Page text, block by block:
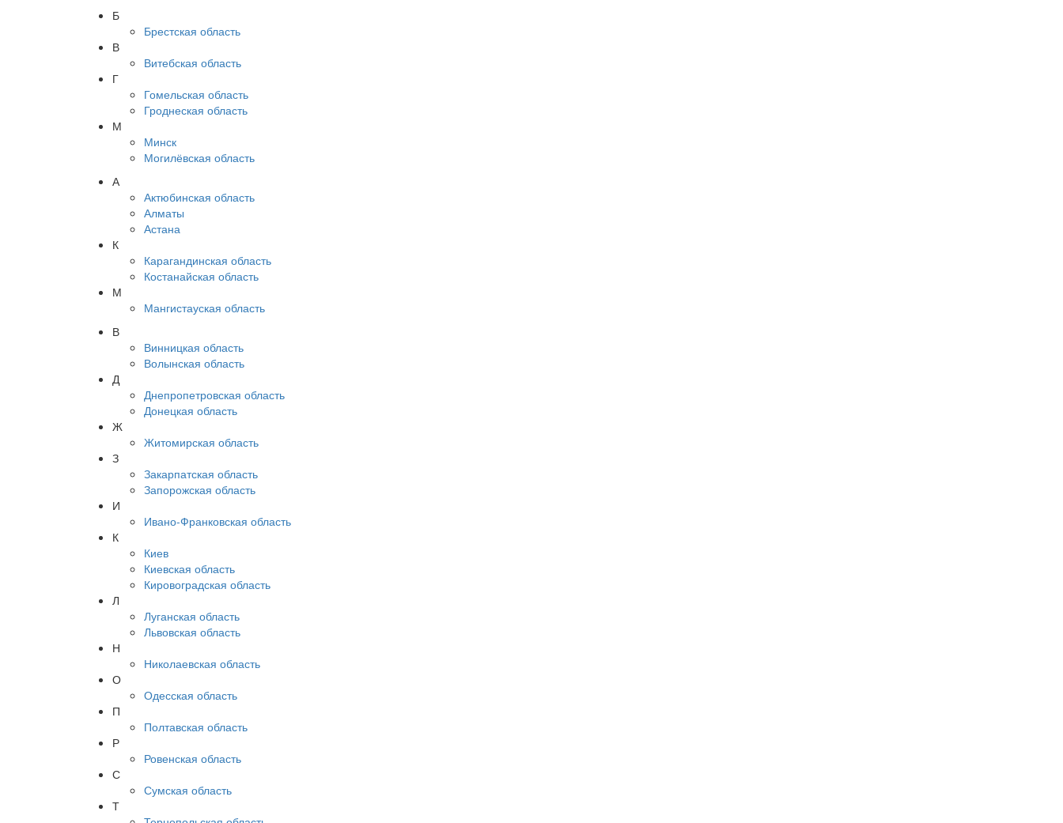
Б
Брестская область
В
Витебская область
Г
Гомельская область
Гроднеская область
М
Минск
Могилёвская область
А
Актюбинская область
Алматы
Астана
К
Карагандинская область
Костанайская область
М
Мангистауская область
В
Винницкая область
Волынская область
Д
Днепропетровская область
Донецкая область
Ж
Житомирская область
З
Закарпатская область
Запорожская область
И
Ивано-Франковская область
К
Киев
Киевская область
Кировоградская область
Л
Луганская область
Львовская область
Н
Николаевская область
О
Одесская область
П
Полтавская область
Р
Ровенская область
С
Сумская область
Т